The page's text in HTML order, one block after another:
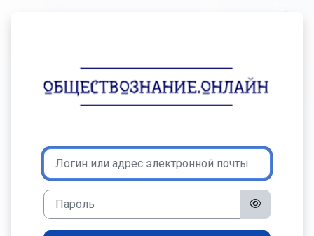
Пропустить и перейти к созданию новой учетной
Логин или адрес электронной почты
Пароль